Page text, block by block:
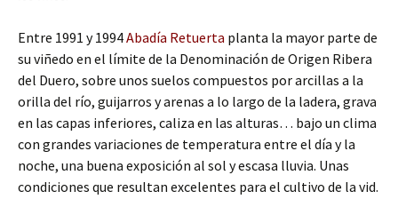
Entre 1991 y 1994Abadía Retuerta planta la mayor parte de
su viñedo en el límite de la Denominación de Origen Ribera
del Duero, sobre unos suelos compuestos por arcillas a la
orilla del río, guijarros y arenas a lo largo de la ladera, grava
en las capas inferiores, caliza en las alturas… bajo un clima
con grandes variaciones de temperatura entre el día y la
noche, una buena exposición al sol y escasa lluvia. Unas
condiciones que resultan excelentes para el cultivo de la vid.